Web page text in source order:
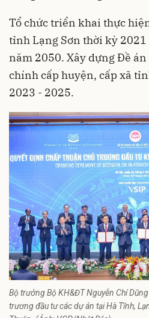
Tổ chức triển khai thực
tỉnh Lạng Sơn thời kỳ
năm 2050. Xây dựng Đề
chính cấp huyện, cấp xã
2023 - 2025.
Bộ trưởng Bộ KH&ĐT Nguyễn Chí
trương đầu tư các dự án tại Hà Tĩnh,